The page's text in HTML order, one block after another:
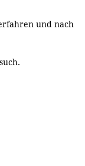
und nach